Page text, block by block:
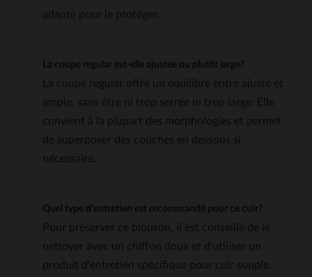
adapté pour le protéger.
La coupe regular est-elle ajustée ou plutôt large?
La coupe regular offre un équilibre entre ajusté et
ample, sans être ni trop serrée ni trop large. Elle
convient à la plupart des morphologies et permet
de superposer des couches en dessous si
nécessaire.
Quel type d'entretien est recommandé pour ce cuir?
Pour préserver ce blouson, il est conseillé de le
nettoyer avec un chiffon doux et d'utiliser un
produit d'entretien spécifique pour cuir souple.